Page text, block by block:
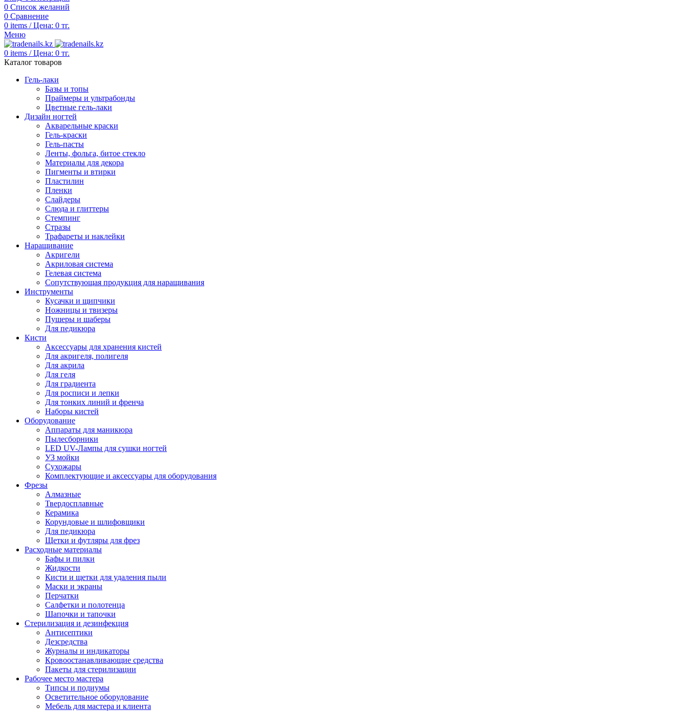
0 Список желаний
0 Сравнение
0 items / Цена: 0 тг.
Меню
0 items / Цена: 0 тг.
Каталог товаров
Гель-лаки
Базы и топы
Праймеры и ультрабонды
Цветные гель-лаки
Дизайн ногтей
Акварельные краски
Гель-краски
Гель-пасты
Ленты, фольга, битое стекло
Материалы для декора
Пигменты и втирки
Пластилин
Пленки
Слайдеры
Слюда и глиттеры
Стемпинг
Стразы
Трафареты и наклейки
Наращивание
Акригели
Акриловая система
Гелевая система
Сопутствующая продукция для наращивания
Инструменты
Кусачки и щипчики
Ножницы и твизеры
Пушеры и шаберы
Для педикюра
Кисти
Аксессуары для хранения кистей
Для акригеля, полигеля
Для акрила
Для геля
Для градиента
Для росписи и лепки
Для тонких линий и френча
Наборы кистей
Оборудование
Аппараты для маникюра
Пылесборники
LED UV-Лампы для сушки ногтей
УЗ мойки
Сухожары
Комплектующие и аксессуары для оборудования
Фрезы
Алмазные
Твердосплавные
Керамика
Корундовые и шлифовщики
Для педикюра
Щетки и футляры для фрез
Расходные материалы
Бафы и пилки
Жидкости
Кисти и щетки для удаления пыли
Маски и экраны
Перчатки
Салфетки и полотенца
Шапочки и тапочки
Стерилизация и дезинфекция
Антисептики
Дезсредства
Журналы и индикаторы
Кровоостанавливающие средства
Пакеты для стерилизации
Рабочее место мастера
Типсы и подиумы
Осветительное оборудование
Мебель для мастера и клиента